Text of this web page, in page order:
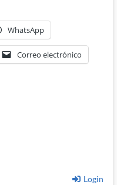
WhatsApp
Correo electrónico
Login